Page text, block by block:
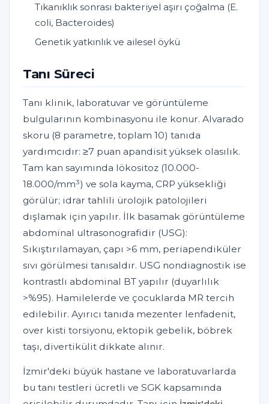
Tıkanıklık sonrası bakteriyel aşırı çoğalma (E.
coli, Bacteroides)
Genetik yatkınlık ve ailesel öykü
Tanı Süreci
Tanı klinik, laboratuvar ve görüntüleme
bulgularının kombinasyonu ile konur. Alvarado
skoru (8 parametre, toplam 10) tanıda
yardımcıdır: ≥7 puan apandisit yüksek olasılık.
Tam kan sayımında lökositoz (10.000-
18.000/mm³) ve sola kayma, CRP yüksekliği
görülür; idrar tahlili ürolojik patolojileri
dışlamak için yapılır. İlk basamak görüntüleme
abdominal ultrasonografidir (USG):
Sıkıştırılamayan, çapı >6 mm, periapendiküler
sıvı görülmesi tanısaldır. USG nondiagnostik ise
kontrastlı abdominal BT yapılır (duyarlılık
>%95). Hamilelerde ve çocuklarda MR tercih
edilebilir. Ayırıcı tanıda mezenter lenfadenit,
over kisti torsiyonu, ektopik gebelik, böbrek
taşı, divertikülit dikkate alınır.
İzmir'deki büyük hastane ve laboratuvarlarda
bu tanı testleri ücretli ve SGK kapsamında